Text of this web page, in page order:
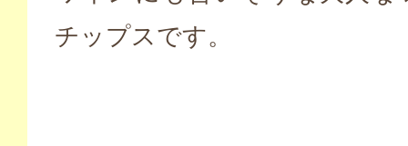
チップスです。